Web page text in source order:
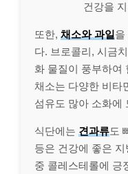
건강을
또한, 채소와 과일을
다. 브로콜리, 시금
화 물질이 풍부하여
채소는 다양한 비타
섬유도 많아 소화에
식단에는 견과류도
등은 건강에 좋은
중 콜레스테롤에 긍